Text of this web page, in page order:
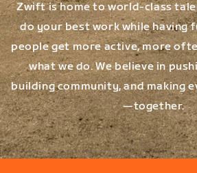
Zwift is home to world-class
do your best work while having
people get more active, more
what we do. We believe in
building community, and making
—together.